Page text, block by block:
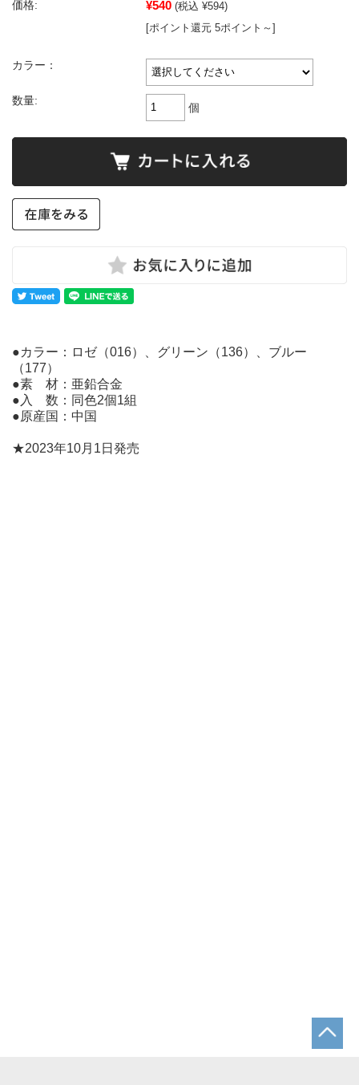
価格: ¥540 (税込 ¥594)
[ポイント還元 5ポイント～]
カラー：
数量:
個
●カラー：ロゼ（016）、グリーン（136）、ブルー
（177）
●素 材：亜鉛合金
●入 数：同色2個1組
●原産国：中国
★2023年10月1日発売